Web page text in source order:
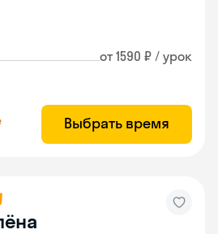
от 1590 ₽ / урок
Выбрать время